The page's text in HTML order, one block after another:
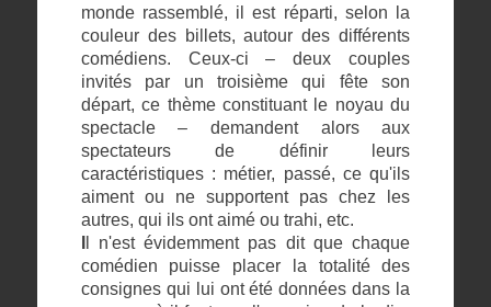
monde rassemblé, il est réparti, selon la
couleur des billets, autour des différents
comédiens. Ceux-ci – deux couples
invités par un troisième qui fête son
départ, ce thème constituant le noyau du
spectacle – demandent alors aux
spectateurs de définir leurs
caractéristiques : métier, passé, ce qu'ils
aiment ou ne supportent pas chez les
autres, qui ils ont aimé ou trahi, etc.
l n'est évidemment pas dit que chaque
comédien puisse placer la totalité des
consignes qui lui ont été données dans la